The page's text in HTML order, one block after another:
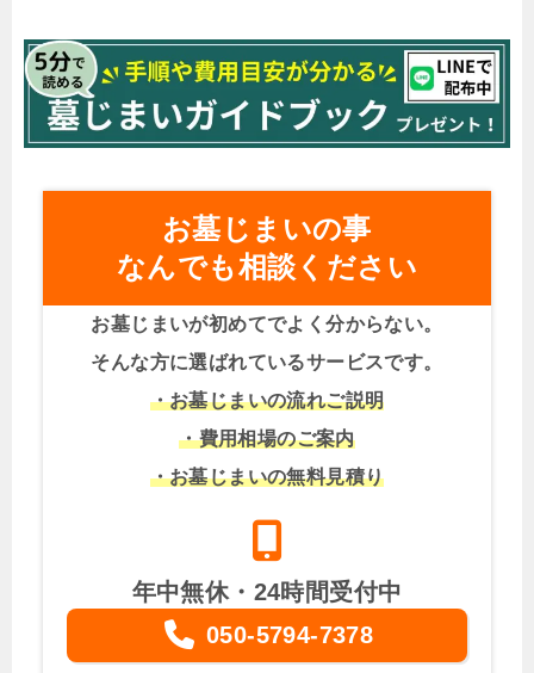
お墓じまいの事
なんでも相談ください
お墓じまいが初めてでよく分からない。
そんな方に選ばれているサービスです。
・お墓じまいの流れご説明
・費用相場のご案内
・お墓じまいの無料見積り
年中無休・24時間受付中
050-5794-7378